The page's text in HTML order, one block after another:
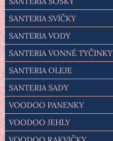
SANTERIA SVÍČKY
SANTERIA VODY
SANTERIA VONNÉ TYČINKY
SANTERIA OLEJE
SANTERIA SADY
VOODOO PANENKY
VOODOO JEHLY